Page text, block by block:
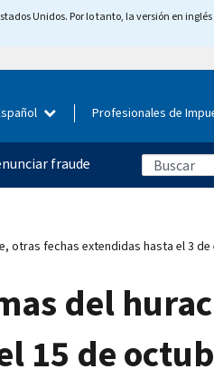
Unidos. Por lo tanto, la versión en
Profesionales de
fraude
otras fechas extendidas hasta el 3 de
del
15 de